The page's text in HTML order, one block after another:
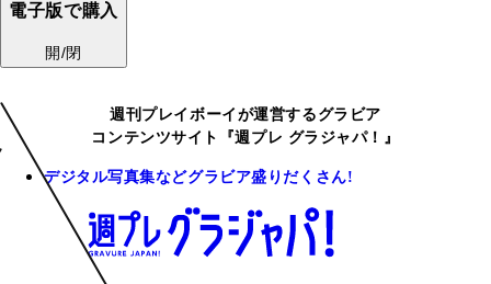
電子版で購入
開/閉
週刊プレイボーイが運営するグラビア
コンテンツサイト『週プレ グラジャパ！』
デジタル写真集などグラビア盛りだくさん!